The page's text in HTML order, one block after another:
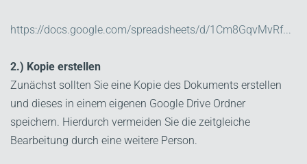
https://docs.google.com/spreadsheets/d/1Cm8GqvMvRf...
2.) Kopie erstellen
Zunächst sollten Sie eine Kopie des Dokuments erstellen
und dieses in einem eigenen Google Drive Ordner
speichern. Hierdurch vermeiden Sie die zeitgleiche
Bearbeitung durch eine weitere Person.